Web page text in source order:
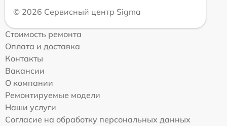
© 2026 Сервисный центр Sigma
Стоимость ремонта
Оплата и доставка
Контакты
Вакансии
О компании
Ремонтируемые модели
Наши услуги
Согласие на обработку персональных данных